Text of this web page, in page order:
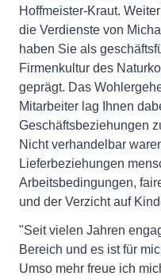
Hoffmeister-Kraut.
die Verdienste von
haben Sie als
Firmenkultur des
geprägt. Das
Mitarbeiter lag Ihnen
Geschäftsbeziehungen
Nicht verhandelbar
Lieferbeziehungen
Arbeitsbedingungen,
und der Verzicht auf
"Seit vielen Jahren
Bereich und es ist für
Umso mehr freue ich